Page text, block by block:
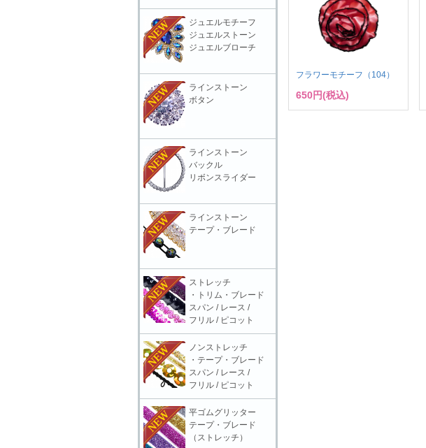
フラワーモチーフ（104）
650円(税込)
ジュエルモチーフ
ジュエルストーン
ジュエルブローチ
ラインストーン
ボタン
ラインストーン
バックル
リボンスライダー
ラインストーン
テープ・ブレード
ストレッチ
・トリム・ブレード
スパン / レース /
フリル / ピコット
ノンストレッチ
・テープ・ブレード
スパン / レース /
フリル / ピコット
平ゴムグリッター
テープ・ブレード
（ストレッチ）